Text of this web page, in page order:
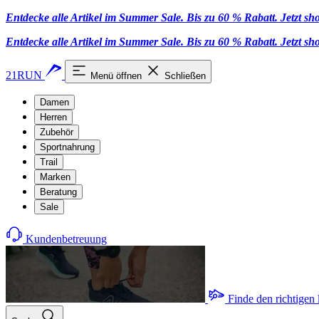
Entdecke alle Artikel im Summer Sale. Bis zu 60 % Rabatt. Jetzt
Entdecke alle Artikel im Summer Sale. Bis zu 60 % Rabatt. Jetzt
21RUN Menü öffnen Schließen
Damen
Herren
Zubehör
Sportnahrung
Trail
Marken
Beratung
Sale
Kundenbetreuung
Finde den richtigen